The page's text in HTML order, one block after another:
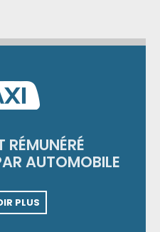
RÉMUNÉRÉ
AUTOMOBILE
PLUS